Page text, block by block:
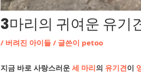
3마리의 귀여운 유기
/ 버려진 아이들 / 글쓴이 petoo
지금 바로 사랑스러운세 마리의 유기견이